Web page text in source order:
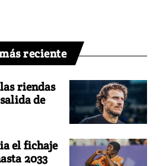
reciente
riendas
de
el fichaje
2033